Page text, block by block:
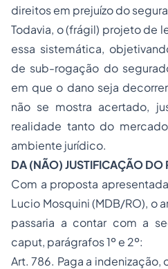
direitos em prejuízo do
Todavia, o (frágil) projeto de
essa sistemática,
de sub-rogação do
em que o dano seja
não se mostra acertado,
realidade tanto do
ambiente jurídico.
DA (NÃO) JUSTIFICAÇÃO DO
Com a proposta
Lucio Mosquini (MDB/RO), o
passaria a contar com a
caput, parágrafos 1º e 2º:
Art. 786. Paga a